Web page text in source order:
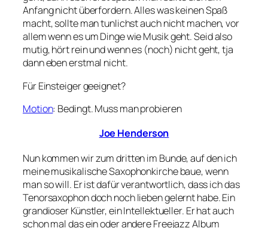
Anfang nicht überfordern. Alles was keinen Spaß
macht, sollte man tunlichst auch nicht machen, vor
allem wenn es um Dinge wie Musik geht. Seid also
mutig, hört rein und wenn es (noch) nicht geht, tja
dann eben erstmal nicht.
Für Einsteiger geeignet?
Motion: Bedingt. Muss man probieren
Joe Henderson
Nun kommen wir zum dritten im Bunde, auf den ich
meine musikalische Saxophonkirche baue, wenn
man so will. Er ist dafür verantwortlich, dass ich das
Tenorsaxophon doch noch lieben gelernt habe. Ein
grandioser Künstler, ein Intellektueller. Er hat auch
schon mal das ein oder andere Freejazz Album